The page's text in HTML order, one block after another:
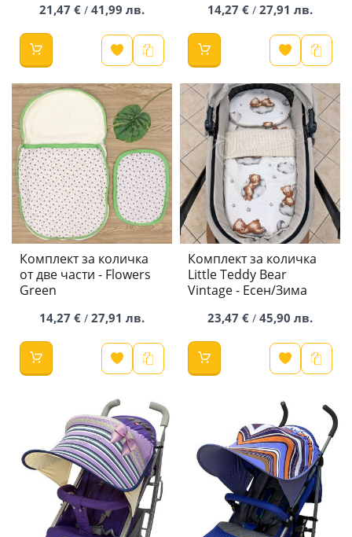
21,47 € / 41,99 лв. 14,27 € / 27,91 лв.
Комплект за количка
от две части - Flowers
Green
14,27 € / 27,91 лв.
Комплект за количка
Little Teddy Bear
Vintage - Есен/Зима
23,47 € / 45,90 лв.